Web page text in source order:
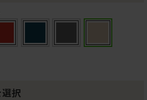
択